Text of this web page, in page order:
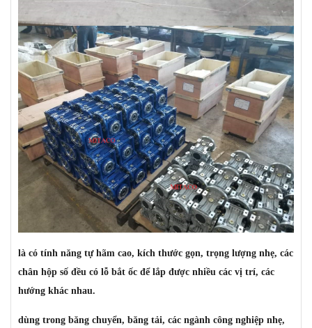
là có tính năng tự hãm cao, kích thước gọn, trọng lượng nhẹ, các
chân hộp số đều có lỗ bắt ốc để lắp được nhiều các vị trí, các
hướng khác nhau.
dùng trong băng chuyển, băng tải, các ngành công nghiệp nhẹ,